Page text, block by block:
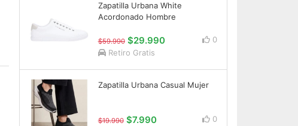
Zapatilla Urbana White
Acordonado Hombre
$59.990 $29.990
0
Retiro Gratis
Zapatilla Urbana Casual Mujer
$19.990 $7.990
0